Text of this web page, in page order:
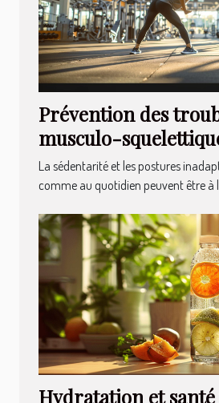
Prévention des
musculo-
meilleurs exercices
corps en santé
La sédentarité et les postures
comme au quotidien peuvent être à
Hydratation et